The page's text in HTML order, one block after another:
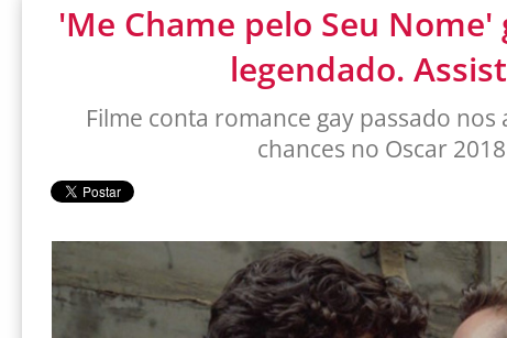
'Me Chame pelo Seu
legendado.
Filme conta romance gay passado nos
chances no Oscar 2018